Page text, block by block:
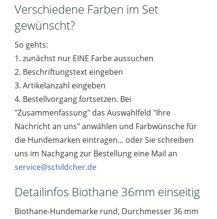
Verschiedene Farben im Set
gewünscht?
So gehts:
1. zunächst nur EINE Farbe aussuchen
2. Beschriftungstext eingeben
3. Artikelanzahl eingeben
4. Bestellvorgang fortsetzen. Bei
"Zusammenfassung" das Auswahlfeld "Ihre
Nachricht an uns" anwählen und Farbwünsche für
die Hundemarken eintragen... oder Sie schreiben
uns im Nachgang zur Bestellung eine Mail an
service@schildcher.de
Detailinfos Biothane 36mm einseitig
Biothane-Hundemarke rund, Durchmesser 36 mm